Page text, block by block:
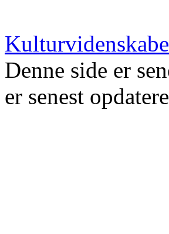
Denne side er
er senest